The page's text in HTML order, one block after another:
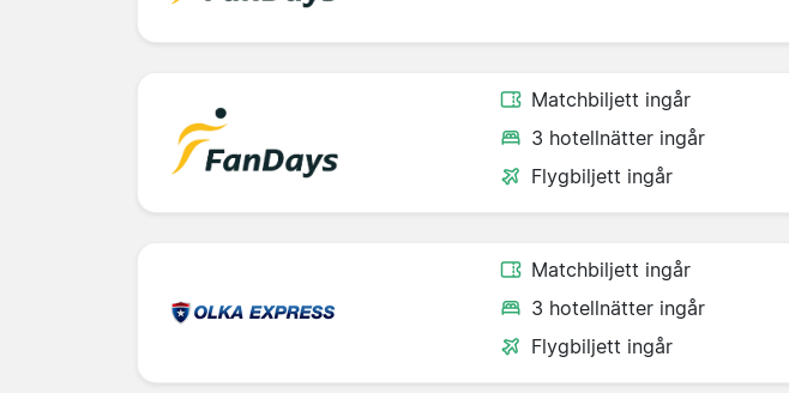
Matchbiljett ingår
3 hotellnätter ingår
Flygbiljett ingår
Matchbiljett ingår
3 hotellnätter ingår
Flygbiljett ingår